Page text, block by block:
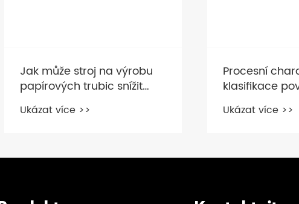
Jak může stroj na výrobu
papírových trubic snížit
množství odpadu a zvýšit
kvalitu trubic?
Ukázat více >>
Procesní
klasifikace
strojů
Ukázat více >>